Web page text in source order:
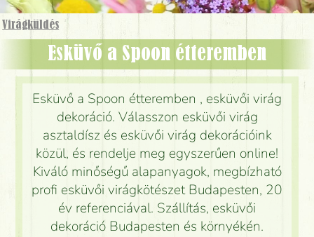
Virágküldés
Esküvő a Spoon étteremben
Esküvő a Spoon étteremben , esküvői virág
dekoráció. Válasszon esküvői virág
asztaldísz és esküvői virág dekorációink
közül, és rendelje meg egyszerűen online!
Kiváló minőségű alapanyagok, megbízható
profi esküvői virágkötészet Budapesten, 20
év referenciával. Szállítás, esküvői
dekoráció Budapesten és környékén.